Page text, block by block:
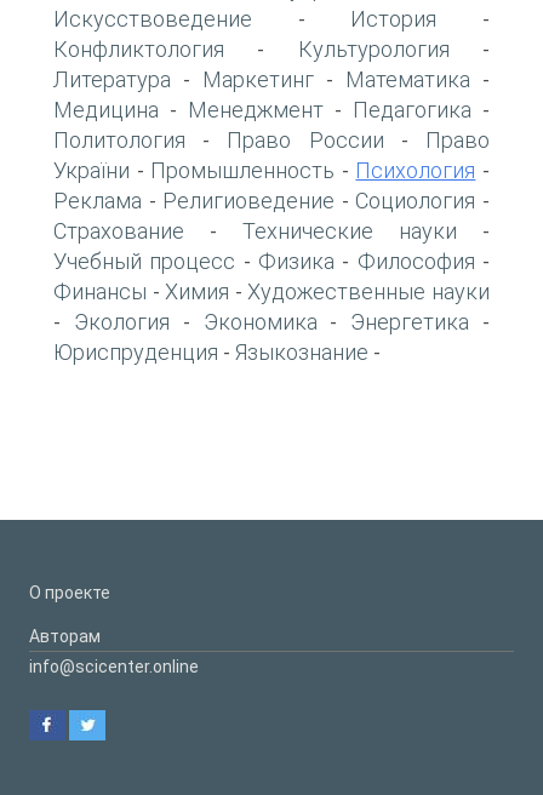
Искусствоведение - История -
Конфликтология - Культурология -
Литература - Маркетинг - Математика -
Медицина - Менеджмент - Педагогика -
Политология - Право России -
Право
України - Промышленность - Психология -
Реклама - Религиоведение - Социология -
Страхование - Технические науки -
Учебный процесс - Физика - Философия -
Финансы - Химия - Художественные науки
- Экология - Экономика - Энергетика -
Юриспруденция - Языкознание -
О проекте
Авторам
info@scicenter.online